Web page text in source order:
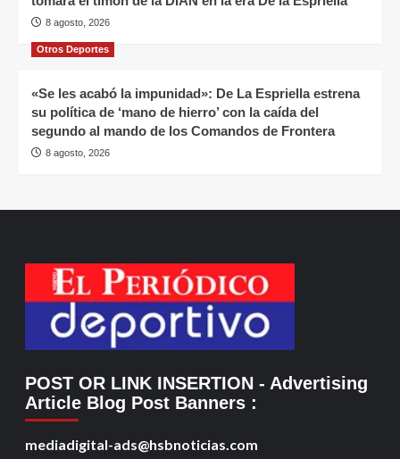
8 agosto, 2026
Otros Deportes
«Se les acabó la impunidad»: De La Espriella estrena
su política de ‘mano de hierro’ con la caída del
segundo al mando de los Comandos de Frontera
8 agosto, 2026
POST OR LINK INSERTION - Advertising
Article Blog Post Banners :
mediadigital-ads@hsbnoticias.com